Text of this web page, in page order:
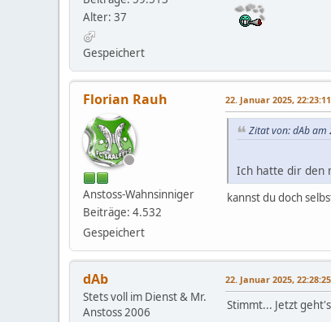
Alter: 37
Gespeichert
Florian Rauh
Anstoss-Wahnsinniger
Beiträge: 4.532
Gespeichert
22. Januar 2025, 22:23:11
Zitat von: dAb am
Ich hatte dir den
kannst du doch
dAb
Stets voll im Dienst & Mr.
Anstoss 2006
22. Januar 2025, 22:28:25
Stimmt... Jetzt